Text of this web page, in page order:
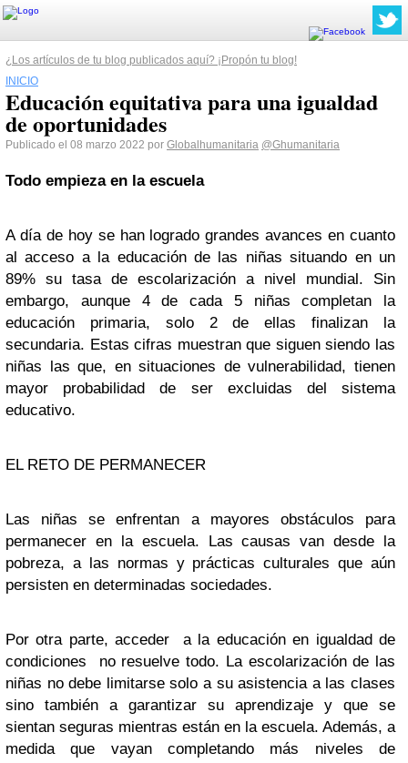
¿Los artículos de tu blog publicados aquí? ¡Propón tu blog!
INICIO
Educación equitativa para una igualdad
de oportunidades
Publicado el 08 marzo 2022 por Globalhumanitaria @Ghumanitaria
Todo empieza en la escuela
A día de hoy se han logrado grandes avances en cuanto
al acceso a la educación de las niñas situando en un
89% su tasa de escolarización a nivel mundial. Sin
embargo, aunque 4 de cada 5 niñas completan la
educación primaria, solo 2 de ellas finalizan la
secundaria. Estas cifras muestran que siguen siendo las
niñas las que, en situaciones de vulnerabilidad, tienen
mayor probabilidad de ser excluidas del sistema
educativo.
EL RETO DE PERMANECER
Las niñas se enfrentan a mayores obstáculos para
permanecer en la escuela. Las causas van desde la
pobreza, a las normas y prácticas culturales que aún
persisten en determinadas sociedades.
Por otra parte, acceder a la educación en igualdad de
condiciones no resuelve todo. La escolarización de las
niñas no debe limitarse solo a su asistencia a las clases
sino también a garantizar su aprendizaje y que se
sientan seguras mientras están en la escuela. Además, a
medida que vayan completando más niveles de